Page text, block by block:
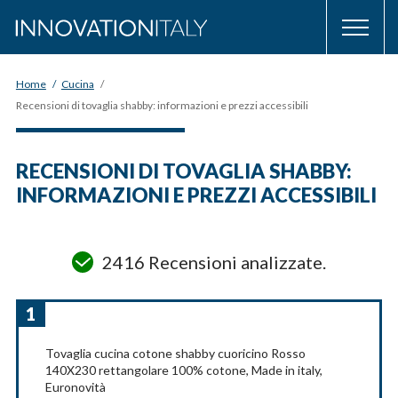
Home / Cucina /
Recensioni di tovaglia shabby: informazioni e prezzi accessibili
RECENSIONI DI TOVAGLIA SHABBY:
INFORMAZIONI E PREZZI ACCESSIBILI
2416 Recensioni analizzate.
1
Tovaglia cucina cotone shabby cuoricino Rosso
140X230 rettangolare 100% cotone, Made in italy,
Euronovità